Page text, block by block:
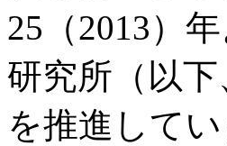
25（2013）
研究所（以
を推進して